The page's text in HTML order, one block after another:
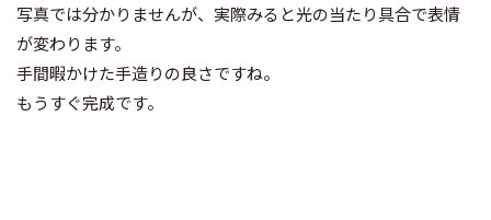
写真では分かりませんが、実際みると光の当たり具合で表情
が変わります。
手間暇かけた手造りの良さですね。
もうすぐ完成です。